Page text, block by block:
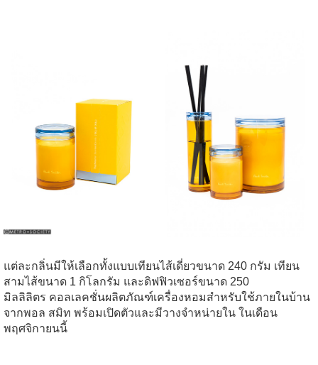
แต่ละกลิ่นมีให้เลือกทั้งแบบเทียนไส้เดี่ยวขนาด 240 กรัม เทียน
สามไส้ขนาด 1 กิโลกรัม และดิฟฟิวเซอร์ขนาด 250
มิลลิลิตร คอลเลคชั่นผลิตภัณฑ์เครื่องหอมสำหรับใช้ภายในบ้าน
จากพอล สมิท พร้อมเปิดตัวและมีวางจำหน่ายใน ในเดือน
พฤศจิกายนนี้